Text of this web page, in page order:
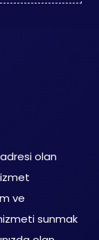
olan
ve
sunmak